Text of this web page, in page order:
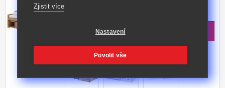
matrace 90 × 200 cm (M2, M5, M9, M12, M24,
M26) praktické úložné prostory pod postelí (5
zásuvek) v ceně
Kód produktu: 8809V
s DPH
Zjistit více
Nastavení
Povolit vše